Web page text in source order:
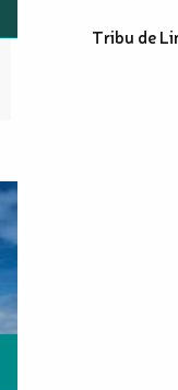
Tribu de